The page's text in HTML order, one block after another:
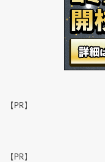
【PR】
【PR】